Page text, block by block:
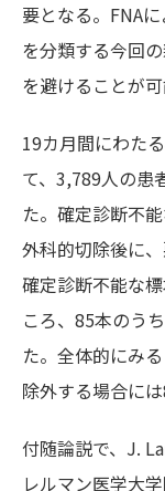
要となる。FNA
を分類する今回
を避けることが可
19カ月間にわた
て、3,789人の患
た。確定診断不
外科的切除後に
確定診断不能な
ころ、85本のう
た。全体的にみ
除外する場合に
付随論説で、J.
レルマン医学大